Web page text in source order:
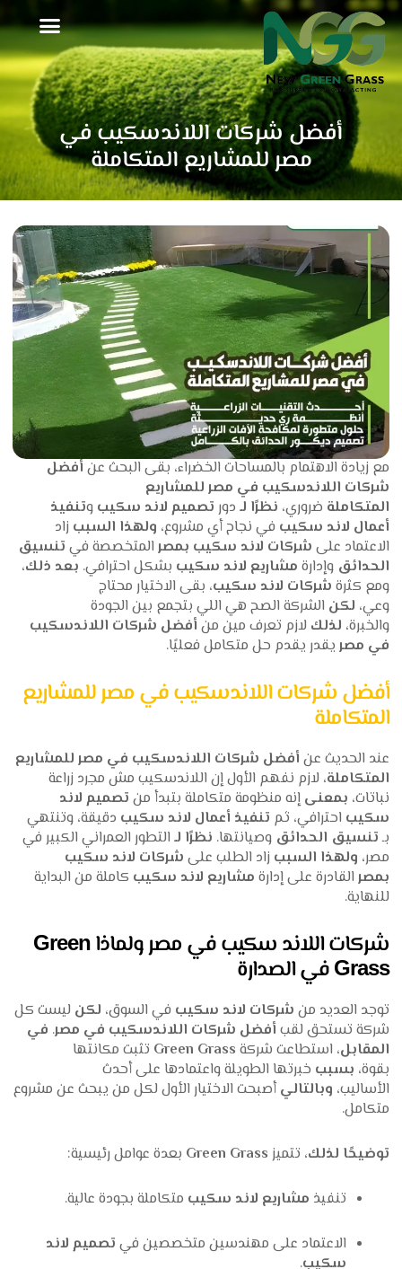
تخطي
إلى
المحتوى
أفضل شركات اللاندسكيب في
مصر للمشاريع المتكاملة
مع زيادة الاهتمام بالمساحات الخضراء، بقى البحث عن أفضل
شركات اللاندسكيب في مصر للمشاريع
المتكاملة ضروري، نظرًا لـ دور تصميم لاند سكيب وتنفيذ
أعمال لاند سكيب في نجاح أي مشروع، ولهذا السبب زاد
الاعتماد على شركات لاند سكيب بمصر المتخصصة في تنسيق
الحدائق وإدارة مشاريع لاند سكيب بشكل احترافي. بعد ذلك،
ومع كثرة شركات لاند سكيب، بقى الاختيار محتاج
وعي، لكن الشركة الصح هي اللي بتجمع بين الجودة
والخبرة، لذلك لازم تعرف مين من أفضل شركات اللاندسكيب
في مصر يقدر يقدم حل متكامل فعليًا.
أفضل شركات اللاندسكيب في مصر للمشاريع
المتكاملة
عند الحديث عن أفضل شركات اللاندسكيب في مصر للمشاريع
المتكاملة، لازم نفهم الأول إن اللاندسكيب مش مجرد زراعة
نباتات، بمعنىإنه منظومة متكاملة بتبدأ من تصميم لاند
سكيب احترافي، ثم تنفيذ أعمال لاند سكيب دقيقة، وتنتهي
بـتنسيق الحدائق وصيانتها. نظرًا لـ التطور العمراني الكبير في
مصر، ولهذا السبب زاد الطلب على شركات لاند سكيب
بمصر القادرة على إدارة مشاريع لاند سكيب كاملة من البداية
للنهاية.
شركات اللاند سكيب في مصر ولماذا Green
Grass في الصدارة
توجد العديد من شركات لاند سكيب في السوق، لكن ليست كل
شركة تستحق لقب أفضل شركات اللاندسكيب في مصر. في
المقابل، استطاعت شركة Green Grass تثبت مكانتها
بقوة، بسبب خبرتها الطويلة واعتمادها على أحدث
الأساليب، وبالتاليأصبحت الاختيار الأول لكل من يبحث عن مشروع
متكامل.
توضيحًا لذلك، تتميز Green Grass بعدة عوامل رئيسية:
تنفيذ مشاريع لاند سكيب متكاملة بجودة عالية.
الاعتماد على مهندسين متخصصين في تصميم لاند
سكيب.